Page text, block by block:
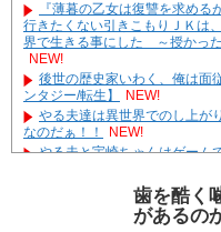
『薄暮の乙女は復讐を求め
行きたくない引きこもりＪＫは
界で生きる事にした ～授かっ
NEW!
後世の歴史家いわく、俺は
ンタジー/転生】
NEW!
やる夫達は異世界でのし上
なのだぁ！！
NEW!
やる夫と宇崎ちゃんはゲー
やる夫達は安価で作られた
遊☆戯☆王G-WITCH！～水
歯を酷く
があるの